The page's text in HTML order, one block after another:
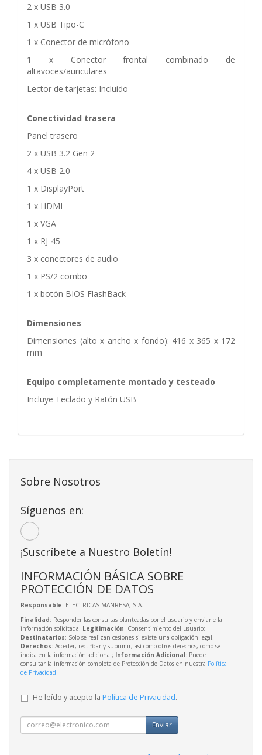
2 x USB 3.0
1 x USB Tipo-C
1 x Conector de micrófono
1 x Conector frontal combinado de
altavoces/auriculares
Lector de tarjetas: Incluido
Conectividad trasera
Panel trasero
2 x USB 3.2 Gen 2
4 x USB 2.0
1 x DisplayPort
1 x HDMI
1 x VGA
1 x RJ-45
3 x conectores de audio
1 x PS/2 combo
1 x botón BIOS FlashBack
Dimensiones
Dimensiones (alto x ancho x fondo): 416 x 365 x 172
mm
Equipo completamente montado y testeado
Incluye Teclado y Ratón USB
Sobre Nosotros
Síguenos en:
¡Suscríbete a Nuestro Boletín!
INFORMACIÓN BÁSICA SOBRE
PROTECCIÓN DE DATOS
Responsable: ELECTRICAS MANRESA, S.A.
Finalidad: Responder las consultas planteadas por el usuario y enviarle la
información solicitada; Legitimación: Consentimiento del usuario;
Destinatarios: Solo se realizan cesiones si existe una obligación legal;
Derechos: Acceder, rectificar y suprimir, así como otros derechos, como se
indica en la información adicional; Información Adicional: Puede
consultar la información completa de Protección de Datos en nuestra Política
de Privacidad
He leído y acepto la Política de Privacidad.
Enviar